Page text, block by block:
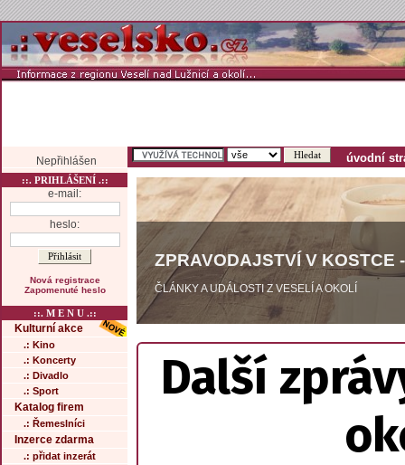
Nepřihlášen úvodní
::. PRIHLÁŠENÍ .::
e-mail:
heslo:
Nová registrace
Zapomenuté heslo
::. M E N U .::
Kulturní akce
.: Kino
.: Koncerty
.: Divadlo
.: Sport
Katalog firem
.: Řemeslníci
Inzerce zdarma
.: přidat inzerát
ZPRAVODAJSTVÍ V KOSTCE
ČLÁNKY A UDÁLOSTI Z VESELÍ A OKOLÍ
Další